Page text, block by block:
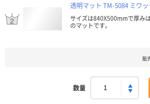
透明マット TM-5084 ミワッ
サイズは840X500mmで厚み
のマットです。
販
数量